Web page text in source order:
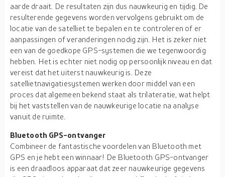
aarde draait. De resultaten zijn dus nauwkeurig en tijdig. De
resulterende gegevens worden vervolgens gebruikt om de
locatie van de satelliet te bepalen en te controleren of er
aanpassingen of veranderingen nodig zijn. Het is zeker niet
een van de goedkope GPS-systemen die we tegenwoordig
hebben. Het is echter niet nodig op persoonlijk niveau en dat
vereist dat het uiterst nauwkeurig is. Deze
satellietnavigatiesystemen werken door middel van een
proces dat algemeen bekend staat als trilateratie, wat helpt
bij het vaststellen van de nauwkeurige locatie na analyse
vanuit de ruimte.
Bluetooth GPS-ontvanger
Combineer de fantastische voordelen van Bluetooth met
GPS en je hebt een winnaar! De Bluetooth GPS-ontvanger
is een draadloos apparaat dat zeer nauwkeurige gegevens